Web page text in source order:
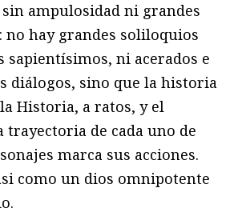
ampulosidad ni grandes
no hay grandes soliloquios
sapientísimos, ni acerados e
diálogos, sino que la historia
Historia, a ratos, y el
trayectoria de cada uno de
marca sus acciones.
como un dios omnipotente